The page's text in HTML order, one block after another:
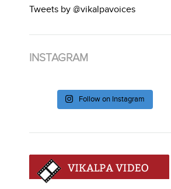
Tweets by @vikalpavoices
INSTAGRAM
Follow on Instagram